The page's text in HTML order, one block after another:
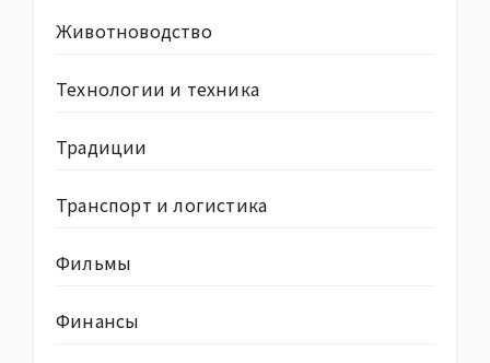
Животноводство
Технологии и техника
Традиции
Транспорт и логистика
Фильмы
Финансы